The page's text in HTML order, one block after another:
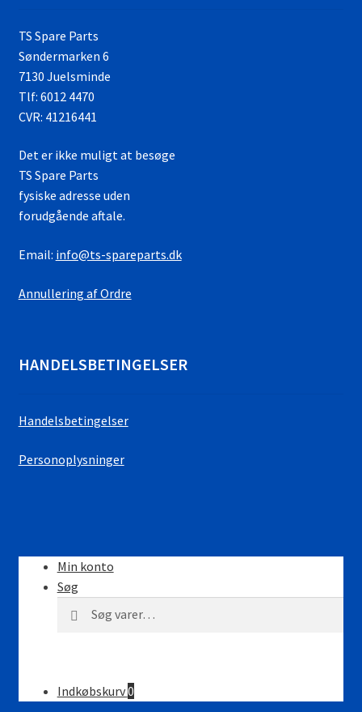
TS Spare Parts
Søndermarken 6
7130 Juelsminde
Tlf: 6012 4470
CVR: 41216441
Det er ikke muligt at besøge
TS Spare Parts
fysiske adresse uden
forudgående aftale.
Email: info@ts-spareparts.dk
Annullering af Ordre
HANDELSBETINGELSER
Handelsbetingelser
Personoplysninger
Min konto
Søg
efter:
Indkøbskurv0